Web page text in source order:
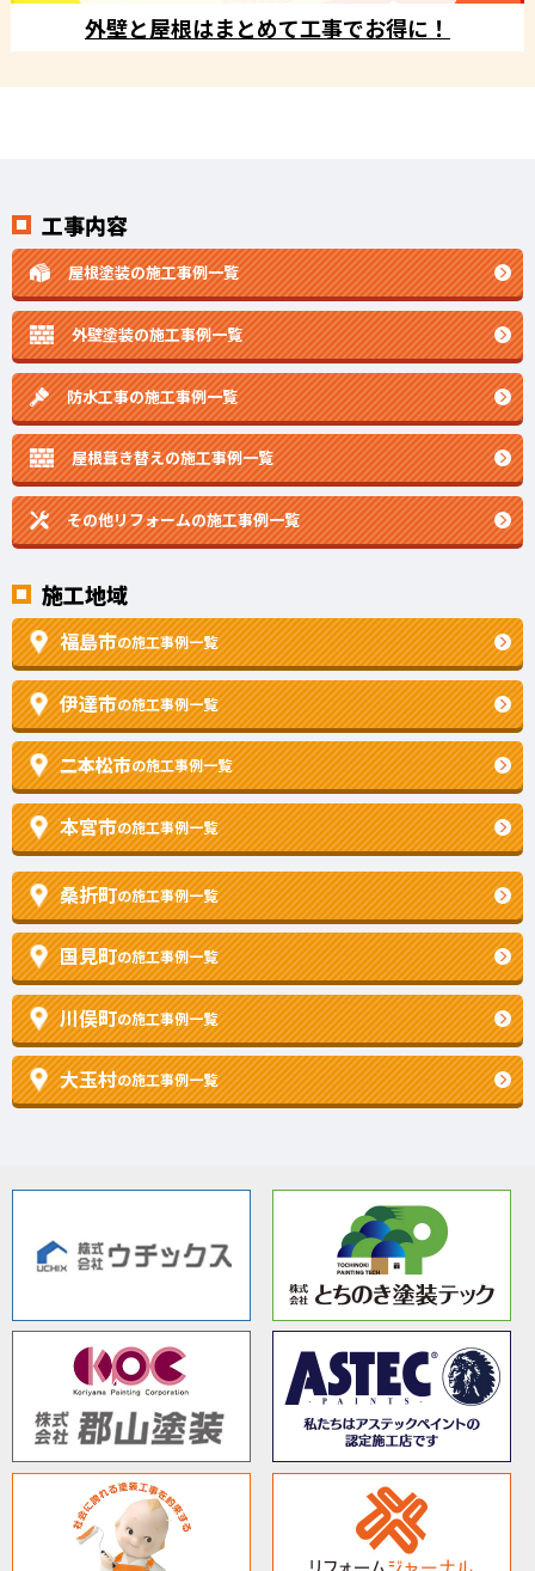
外壁と屋根はまとめて工事でお得に！
工事内容
屋根塗装の施工事例一覧
外壁塗装の施工事例一覧
防水工事の施工事例一覧
屋根葺き替えの施工事例一覧
その他リフォームの施工事例一覧
施工地域
福島市の施工事例一覧
伊達市の施工事例一覧
二本松市の施工事例一覧
本宮市の施工事例一覧
桑折町の施工事例一覧
国見町の施工事例一覧
川俣町の施工事例一覧
大玉村の施工事例一覧